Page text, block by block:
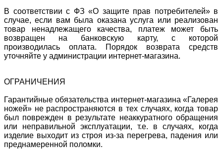
В соответствии с ФЗ «О защите прав потребителей» в
случае, если вам была оказана услуга или реализован
товар ненадлежащего качества, платеж может быть
возвращен на банковскую карту, с которой
производилась оплата. Порядок возврата средств
уточняйте у администрации интернет-магазина.
ОГРАНИЧЕНИЯ
Гарантийные обязательства интернет-магазина «Галерея
ножей» не распространяются в тех случаях, когда товар
был поврежден в результате неаккуратного обращения
или неправильной эксплуатации, т.е. в случаях, когда
изделие выходит из строя из-за перегрева, падения или
преднамеренной поломки.